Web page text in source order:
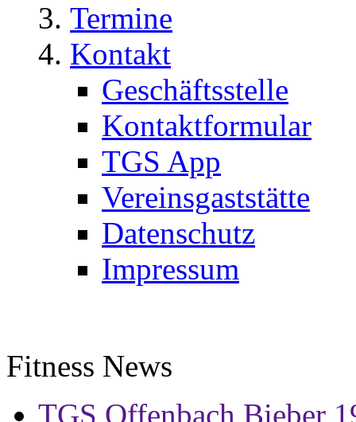
Termine
Kontakt
Geschäftsstelle
Kontaktformular
TGS App
Vereinsgaststätte
Datenschutz
Impressum
Fitness News
TGS Offenbach Bieber